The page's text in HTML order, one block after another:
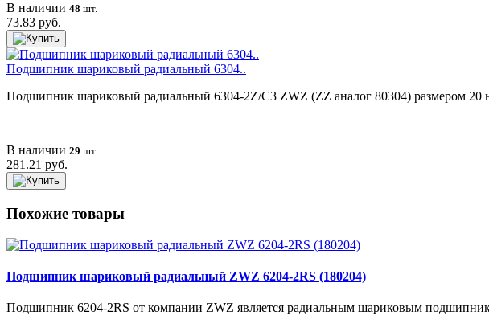
В наличии 48 шт.
73.83 руб.
Подшипник шариковый радиальный 6304..
Подшипник шариковый радиальный 6304-2Z/C3 ZWZ (ZZ аналог 80304) размером 20
В наличии 29 шт.
281.21 руб.
Похожие товары
Подшипник шариковый радиальный ZWZ 6204-2RS (180204)
Подшипник 6204-2RS от компании ZWZ является радиальным шариковым